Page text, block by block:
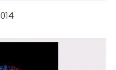
014